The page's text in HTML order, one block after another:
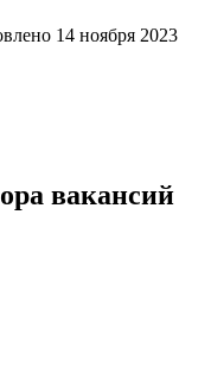
14 ноября 2023
вакансий